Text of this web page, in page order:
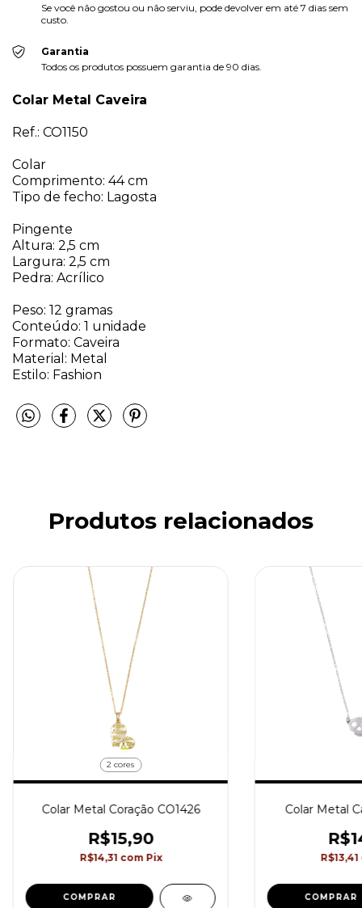
Se você não gostou ou não serviu, pode devolver em até 7 dias sem
custo.
Garantia
Todos os produtos possuem garantia de 90 dias.
Colar Metal Caveira
Ref.: CO1150
Colar
Comprimento: 44 cm
Tipo de fecho: Lagosta
Pingente
Altura: 2,5 cm
Largura: 2,5 cm
Pedra: Acrílico
Peso: 12 gramas
Conteúdo: 1 unidade
Formato: Caveira
Material: Metal
Estilo: Fashion
Produtos relacionados
2 cores
Colar Metal Coração CO1426
R$15,90
R$14,31 com Pix
COMPRAR
Colar Metal
R$13,41
COMPRAR